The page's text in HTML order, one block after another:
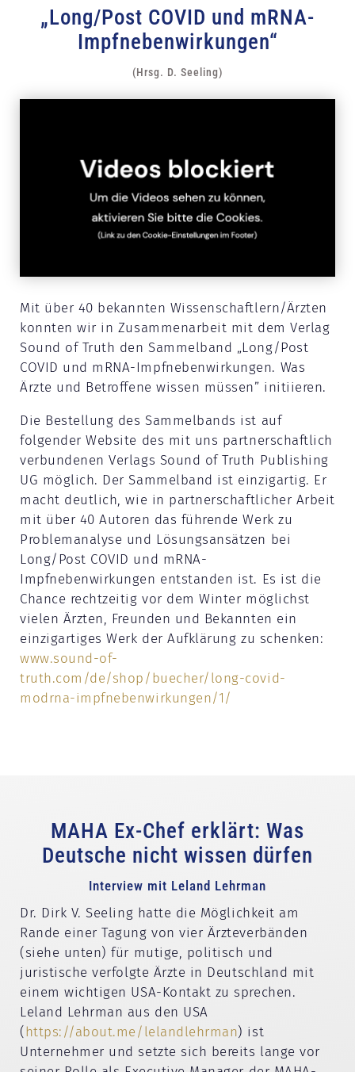
„Long/Post COVID und mRNA-
Impfnebenwirkungen“
(Hrsg. D. Seeling)
Mit über 40 bekannten Wissenschaftlern/Ärzten
konnten wir in Zusammenarbeit mit dem Verlag
Sound of Truth den Sammelband „Long/Post
COVID und mRNA-Impfnebenwirkungen. Was
Ärzte und Betroffene wissen müssen” initiieren.
Die Bestellung des Sammelbands ist auf
folgender Website des mit uns partnerschaftlich
verbundenen Verlags Sound of Truth Publishing
UG möglich. Der Sammelband ist einzigartig. Er
macht deutlich, wie in partnerschaftlicher Arbeit
mit über 40 Autoren das führende Werk zu
Problemanalyse und Lösungsansätzen bei
Long/Post COVID und mRNA-
Impfnebenwirkungen entstanden ist. Es ist die
Chance rechtzeitig vor dem Winter möglichst
vielen Ärzten, Freunden und Bekannten ein
einzigartiges Werk der Aufklärung zu schenken:
www.sound-of-
truth.com/de/shop/buecher/long-covid-
modrna-impfnebenwirkungen/1/
MAHA Ex-Chef erklärt: Was
Deutsche nicht wissen dürfen
Interview mit Leland Lehrman
Dr. Dirk V. Seeling hatte die Möglichkeit am
Rande einer Tagung von vier Ärzteverbänden
(siehe unten) für mutige, politisch und
juristische verfolgte Ärzte in Deutschland mit
einem wichtigen USA-Kontakt zu sprechen.
Leland Lehrman aus den USA
(https://about.me/lelandlehrman) ist
Unternehmer und setzte sich bereits lange vor